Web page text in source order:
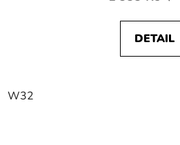
DETAIL
W32